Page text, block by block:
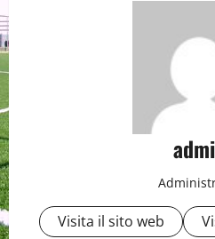
Visita il sito web